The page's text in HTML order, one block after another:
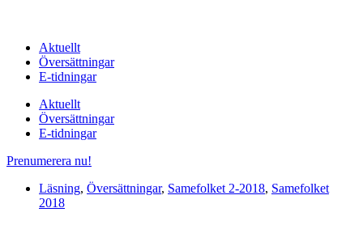
Aktuellt
Översättningar
E-tidningar
Aktuellt
Översättningar
E-tidningar
Prenumerera nu!
Läsning, Översättningar, Samefolket 2-2018, Samefolket
2018